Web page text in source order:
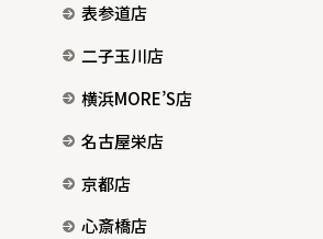
表参道店
二子玉川店
横浜MORE’S店
名古屋栄店
京都店
心斎橋店